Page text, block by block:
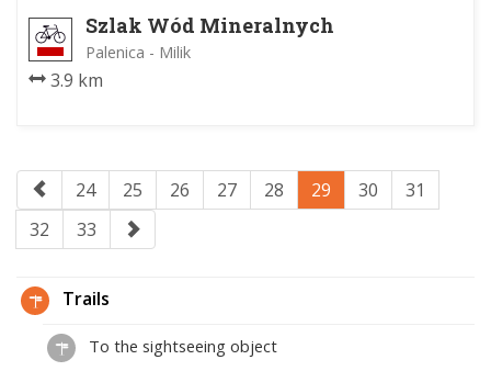
Szlak Wód Mineralnych
Palenica - Milik
3.9 km
24 25 26 27 28 29 30
31
32
33
Trails
To the sightseeing object